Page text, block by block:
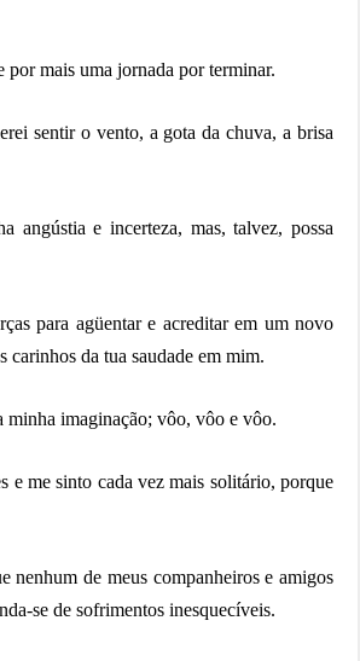
mais uma jornada por terminar.
sentir o vento, a gota da chuva, a brisa
angústia e incerteza, mas, talvez, possa
para agüentar e acreditar em um novo
carinhos da tua saudade em mim.
minha imaginação; vôo, vôo e vôo.
e me sinto cada vez mais solitário, porque
nenhum de meus companheiros e amigos
se de sofrimentos inesquecíveis.